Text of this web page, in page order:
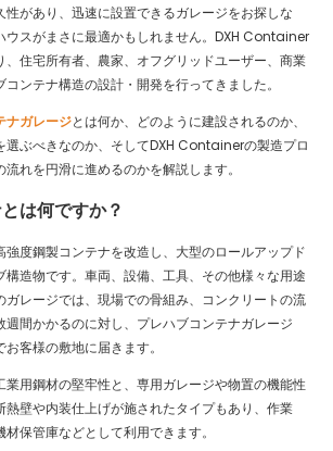
があり、迅速に設置できるガレージをお探しな
ウスがまさに最適かもしれません。DXH Container
、住宅所有者、農家、オフグリッドユーザー、商業
ンテナ構造の設計・開発を行ってきました。
ナガレージとは何か、どのように建設されるのか、
選ぶべきなのか、そしてDXH Containerの製造プロ
れを円滑に進めるのかを解説します。
は何ですか？
強度鋼製コンテナを改造し、大型のロールアップド
構造物です。車両、設備、工具、その他様々な用途
ガレージでは、現場での骨組み、コンクリートの流
週間かかるのに対し、プレハブコンテナガレージ
客様の敷地に届きます。
業用鋼材の堅牢性と、専用ガレージや物置の機能性
熱壁や内装仕上げが施されたタイプもあり、作業
保管庫などとして利用できます。